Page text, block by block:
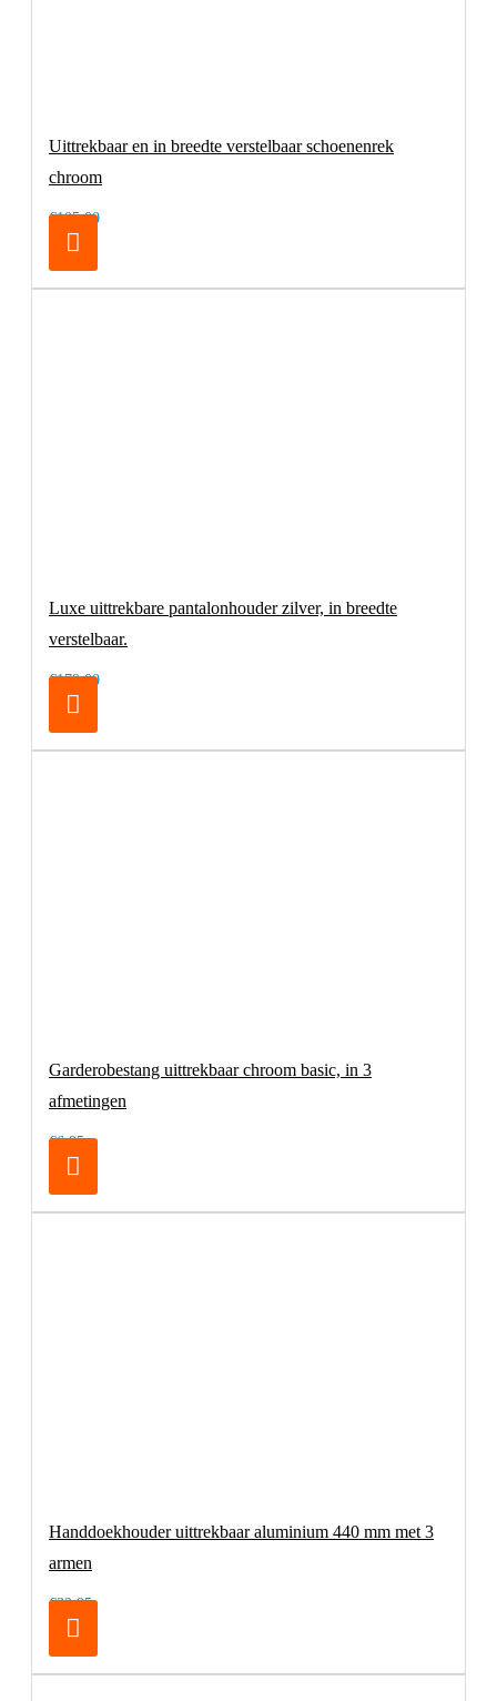
Uittrekbaar en in breedte verstelbaar schoenenrek
chroom
€105,00
Luxe uittrekbare pantalonhouder zilver, in breedte
verstelbaar.
€179,00
Garderobestang uittrekbaar chroom basic, in 3
afmetingen
€6,95
Handdoekhouder uittrekbaar aluminium 440 mm met 3
armen
€32,95